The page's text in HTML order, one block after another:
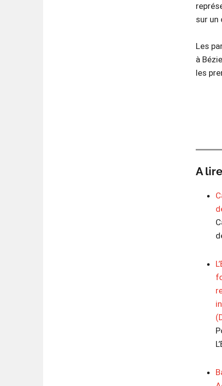
sur un
Les
à
les
A